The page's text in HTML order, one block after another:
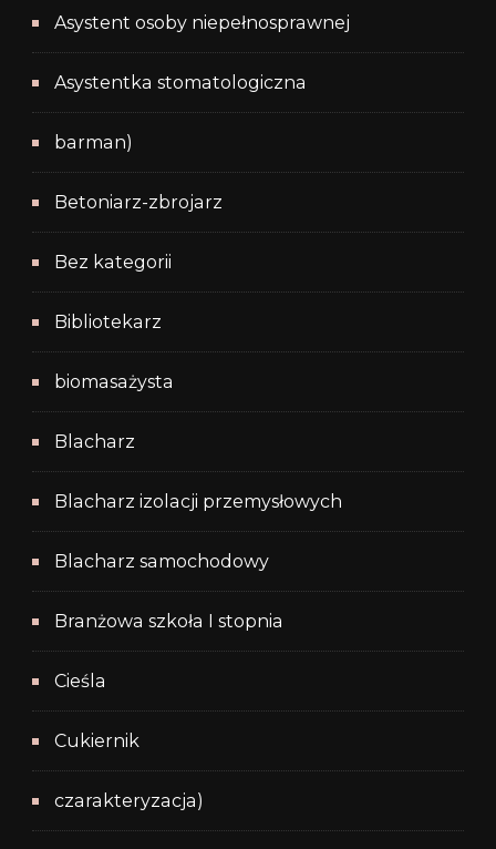
Asystent osoby niepełnosprawnej
Asystentka stomatologiczna
barman)
Betoniarz-zbrojarz
Bez kategorii
Bibliotekarz
biomasażysta
Blacharz
Blacharz izolacji przemysłowych
Blacharz samochodowy
Branżowa szkoła I stopnia
Cieśla
Cukiernik
czarakteryzacja)